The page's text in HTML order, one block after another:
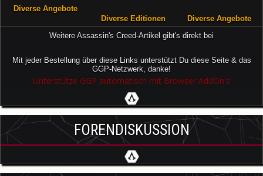
Diverse Angebote
Diverse Editionen
Diverse Angebote
Weitere Assassin's Creed-Artikel gibt's direkt bei
Mit jeder Bestellung über diese Links unterstützt Du diese Seite & das
GGP-Netzwerk, danke!
Unterstütze GGP automatisch mit Browser AddOn's
FORENDISKUSSION